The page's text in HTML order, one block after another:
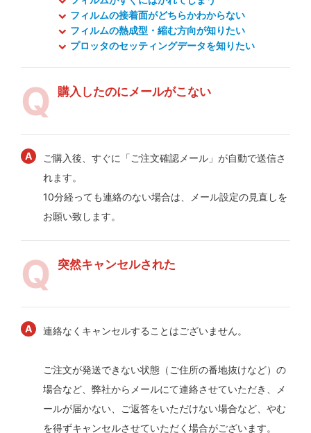
フィルムの接着面がどちらかわからない
フィルムの熱成型・縮む方向が知りたい
プロッタのセッティングデータを知りたい
購入したのにメールがこない
ご購入後、すぐに「ご注文確認メール」が自動で送信さ
れます。
10分経っても連絡のない場合は、メール設定の見直しを
お願い致します。
突然キャンセルされた
連絡なくキャンセルすることはございません。
ご注文が発送できない状態（ご住所の番地抜けなど）の
場合など、弊社からメールにて連絡させていただき、メ
ールが届かない、ご返答をいただけない場合など、やむ
を得ずキャンセルさせていただく場合がございます。